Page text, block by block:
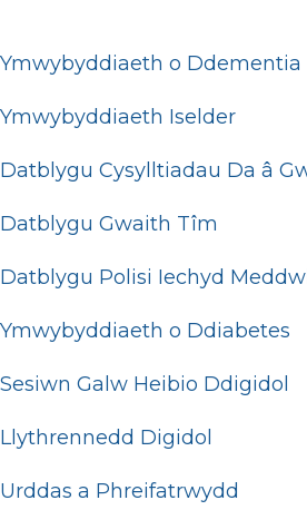
Ymwybyddiaeth o Ddementia
Ymwybyddiaeth Iselder
Datblygu Cysylltiadau Da â
Datblygu Gwaith Tîm
Datblygu Polisi Iechyd
Ymwybyddiaeth o Ddiabetes
Sesiwn Galw Heibio Ddigidol
Llythrennedd Digidol
Urddas a Phreifatrwydd